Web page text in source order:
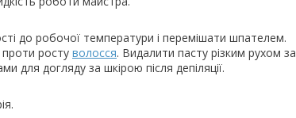
до робочої температури і перемішати шпателем.
проти росту волосся. Видалити пасту різким рухом за
для догляду за шкірою після депіляції.